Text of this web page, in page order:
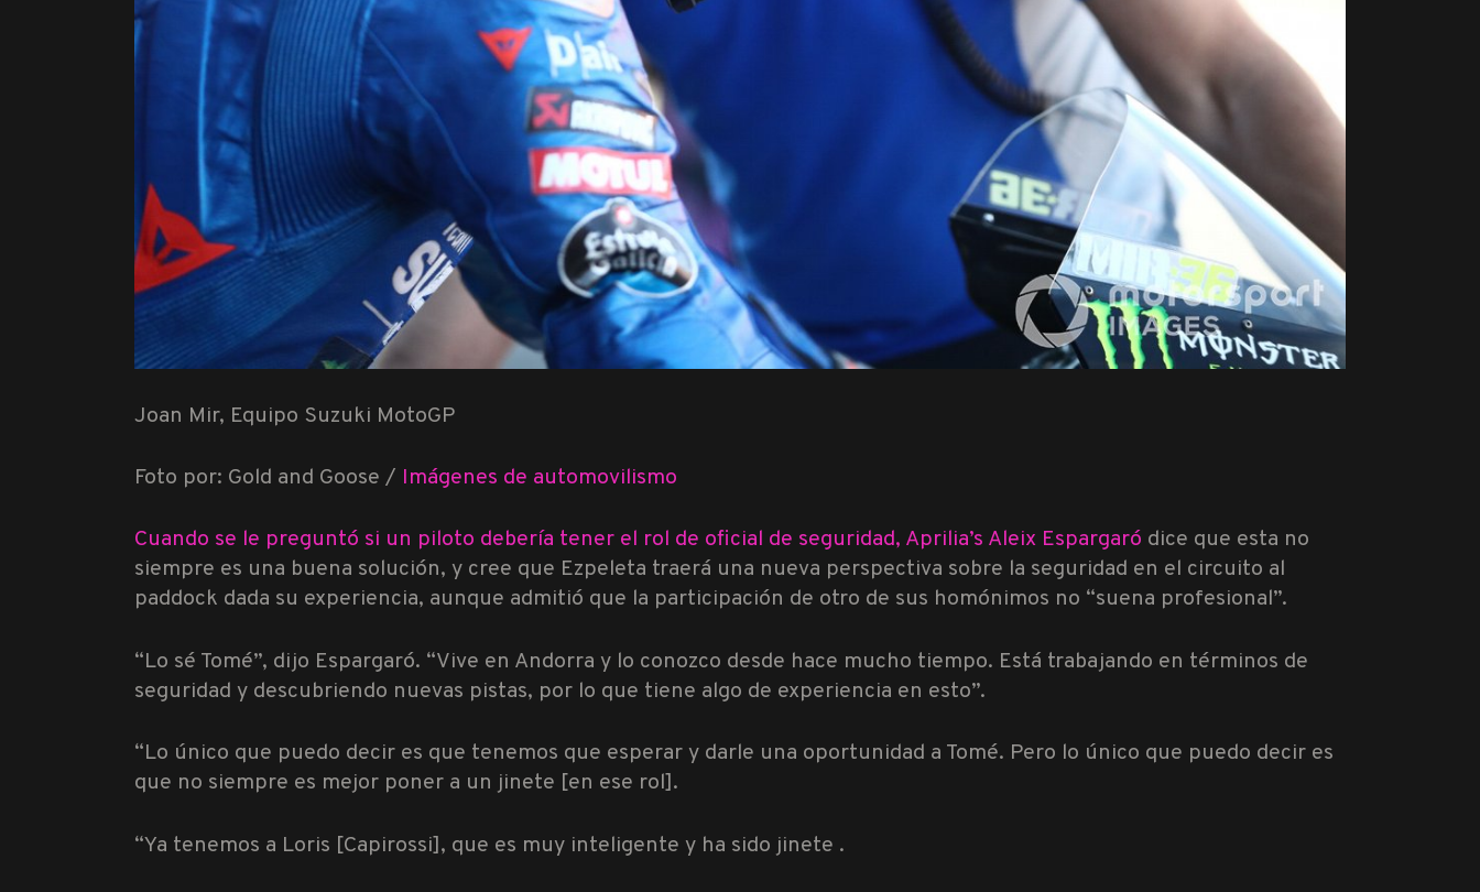
Joan Mir, Equipo Suzuki MotoGP
Foto por: Gold and Goose / Imágenes de automovilismo
Cuando se le preguntó si un piloto debería tener el rol de oficial de seguridad, Aprilia’s Aleix Espargaró dice que esta no
siempre es una buena solución, y cree que Ezpeleta traerá una nueva perspectiva sobre la seguridad en el circuito al
paddock dada su experiencia, aunque admitió que la participación de otro de sus homónimos no “suena profesional”.
“Lo sé Tomé”, dijo Espargaró. “Vive en Andorra y lo conozco desde hace mucho tiempo. Está trabajando en términos de
seguridad y descubriendo nuevas pistas, por lo que tiene algo de experiencia en esto”.
“Lo único que puedo decir es que tenemos que esperar y darle una oportunidad a Tomé. Pero lo único que puedo decir es
que no siempre es mejor poner a un jinete [en ese rol].
“Ya tenemos a Loris [Capirossi], que es muy inteligente y ha sido jinete .